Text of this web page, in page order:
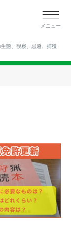
態、観察、忌避、捕獲
メニュー